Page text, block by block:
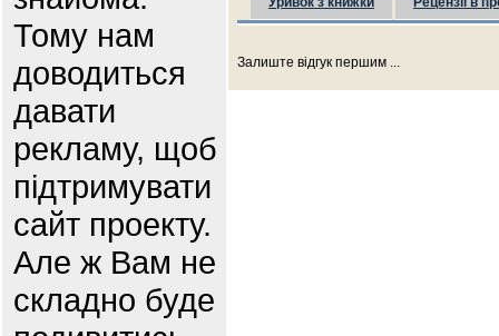
Тому нам
доводиться
давати
рекламу, щоб
підтримувати
сайт проекту.
Але ж Вам не
складно буде
Залиште відгук першим ...